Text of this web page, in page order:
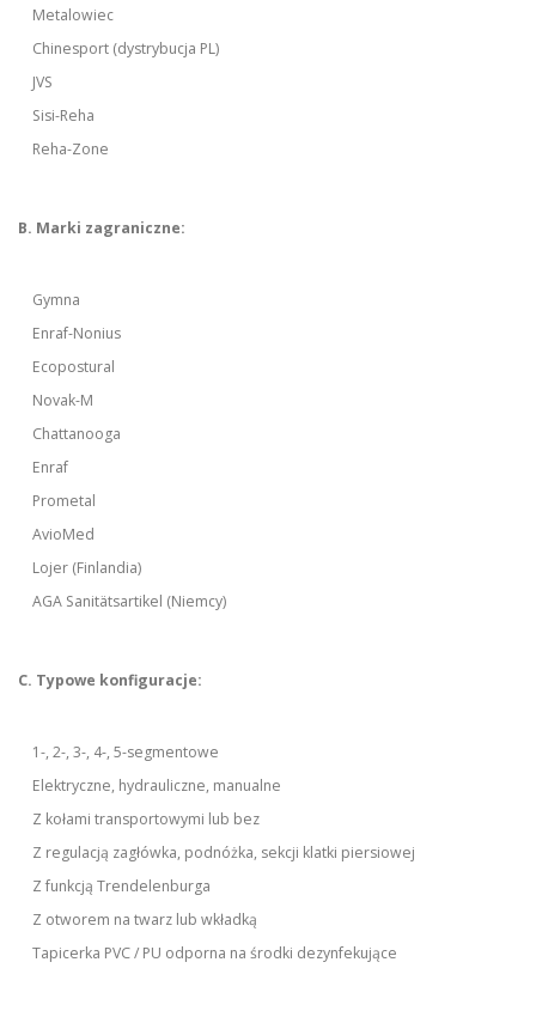
Metalowiec
Chinesport (dystrybucja PL)
JVS
Sisi-Reha
Reha-Zone
B. Marki zagraniczne:
Gymna
Enraf-Nonius
Ecopostural
Novak-M
Chattanooga
Enraf
Prometal
AvioMed
Lojer (Finlandia)
AGA Sanitätsartikel (Niemcy)
C. Typowe konfiguracje:
1-, 2-, 3-, 4-, 5-segmentowe
Elektryczne, hydrauliczne, manualne
Z kołami transportowymi lub bez
Z regulacją zagłówka, podnóżka, sekcji klatki piersiowej
Z funkcją Trendelenburga
Z otworem na twarz lub wkładką
Tapicerka PVC / PU odporna na środki dezynfekujące